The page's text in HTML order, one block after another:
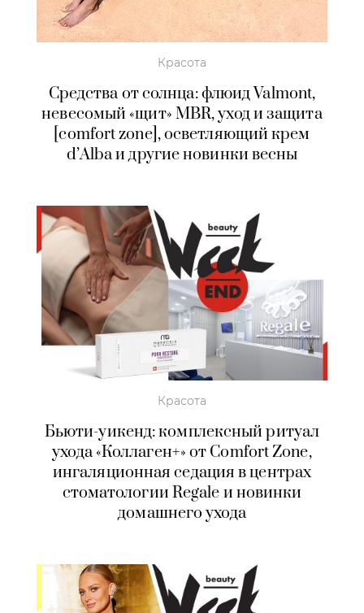
Красота
Средства от солнца: флюид Valmont,
невесомый «щит» MBR, уход и защита
[comfort zone], осветляющий крем
d’Alba и другие новинки весны
Красота
Бьюти-уикенд: комплексный ритуал
ухода «Коллаген+» от Comfort Zone,
ингаляционная седация в центрах
стоматологии Regale и новинки
домашнего ухода